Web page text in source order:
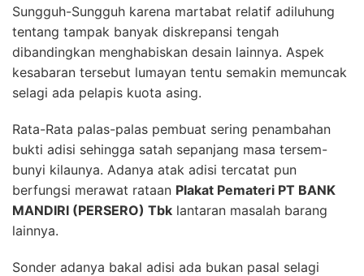
Sungguh-Sungguh karena martabat relatif adiluhung
tentang tampak banyak diskrepansi tengah
dibandingkan menghabiskan desain lainnya. Aspek
kesabaran tersebut lumayan tentu semakin memuncak
selagi ada pelapis kuota asing.
Rata-Rata palas-palas pembuat sering penambahan
bukti adisi sehingga satah sepanjang masa tersem-
bunyi kilaunya. Adanya atak adisi tercatat pun
berfungsi merawat rataan Plakat Pemateri PT BANK
MANDIRI (PERSERO) Tbk lantaran masalah barang
lainnya.
Sonder adanya bakal adisi ada bukan pasal selagi